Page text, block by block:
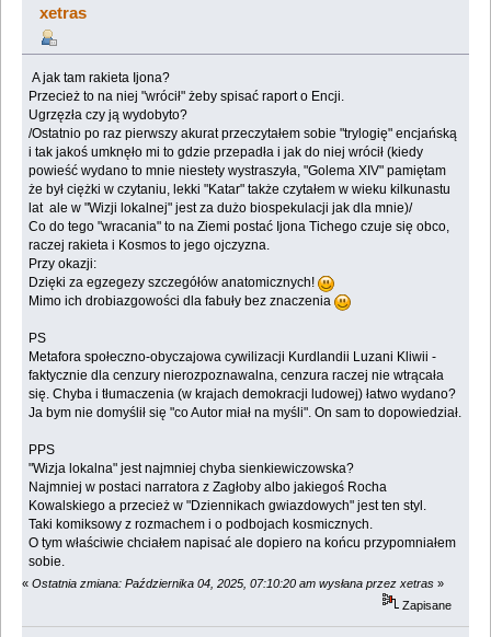
xetras
A jak tam rakieta Ijona?
Przecież to na niej "wrócił" żeby spisać raport o Encji.
Ugrzęzła czy ją wydobyto?
/Ostatnio po raz pierwszy akurat przeczytałem sobie "trylogię" encjańską
i tak jakoś umknęło mi to gdzie przepadła i jak do niej wrócił (kiedy
powieść wydano to mnie niestety wystraszyła, "Golema XIV" pamiętam
że był ciężki w czytaniu, lekki "Katar" także czytałem w wieku kilkunastu
lat ale w "Wizji lokalnej" jest za dużo biospekulacji jak dla mnie)/
Co do tego "wracania" to na Ziemi postać Ijona Tichego czuje się obco,
raczej rakieta i Kosmos to jego ojczyzna.
Przy okazji:
Dzięki za egzegezy szczegółów anatomicznych!
Mimo ich drobiazgowości dla fabuły bez znaczenia
PS
Metafora społeczno-obyczajowa cywilizacji Kurdlandii Luzani Kliwii -
faktycznie dla cenzury nierozpoznawalna, cenzura raczej nie wtrącała
się. Chyba i tłumaczenia (w krajach demokracji ludowej) łatwo wydano?
Ja bym nie domyślił się "co Autor miał na myśli". On sam to dopowiedział.
PPS
"Wizja lokalna" jest najmniej chyba sienkiewiczowska?
Najmniej w postaci narratora z Zagłoby albo jakiegoś Rocha
Kowalskiego a przecież w "Dziennikach gwiazdowych" jest ten styl.
Taki komiksowy z rozmachem i o podbojach kosmicznych.
O tym właściwie chciałem napisać ale dopiero na końcu przypomniałem
sobie.
« Ostatnia zmiana: Października 04, 2025, 07:10:20 am wysłana przez xetras »
Zapisane